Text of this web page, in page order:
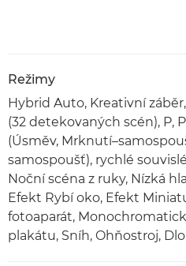
Režimy
Hybrid Auto, Kreativní
(32 detekovaných scén), P,
(Úsměv,
samospoušť), rychlé
Noční scéna z ruky, Nízká
Efekt Rybí oko, Efekt
fotoaparát,
plakátu, Sníh, Ohňostroj,